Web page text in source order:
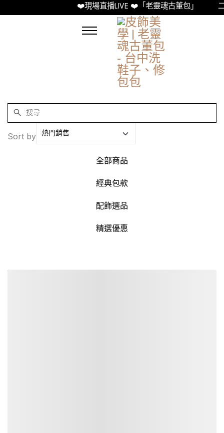
❤️現場直播LIVE ❤️「老靈魂古董包」
Sort by
全部商品
經典包款
配飾選品
精選優惠